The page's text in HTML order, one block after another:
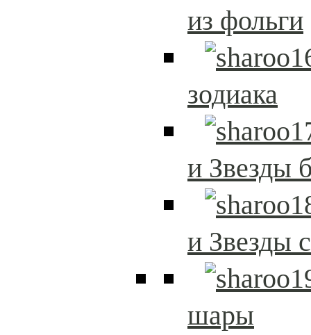
из фольги
зодиака
и Звезды
и Звезды
шары